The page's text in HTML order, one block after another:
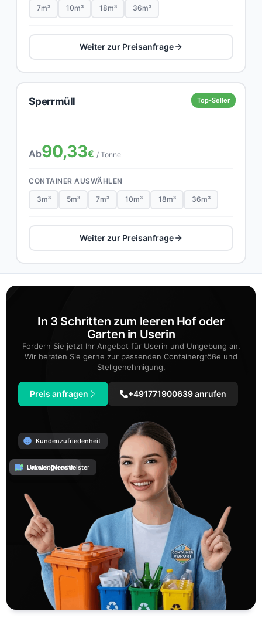
7m³ 10m³ 18m³ 36m³
Weiter zur Preisanfrage
Top-Seller
Sperrmüll
Ab90,33€ / Tonne
CONTAINER AUSWÄHLEN
3m³ 5m³ 7m³ 10m³ 18m³ 36m³
Weiter zur Preisanfrage
In 3 Schritten zum leeren Hof oder
Garten in Userin
Fordern Sie jetzt Ihr Angebot für Userin und Umgebung an.
Wir beraten Sie gerne zur passenden Containergröße und
Stellgenehmigung.
Preis anfragen +491771900639 anrufen
Kundenzufriedenheit
Umweltgerecht
Lokaler Dienstleister